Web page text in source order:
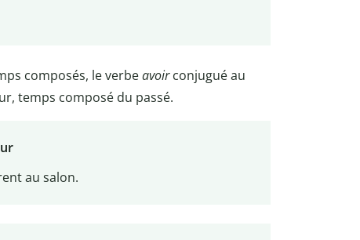
composés, le verbeavoirconjugué au
temps composé du passé.
au salon.